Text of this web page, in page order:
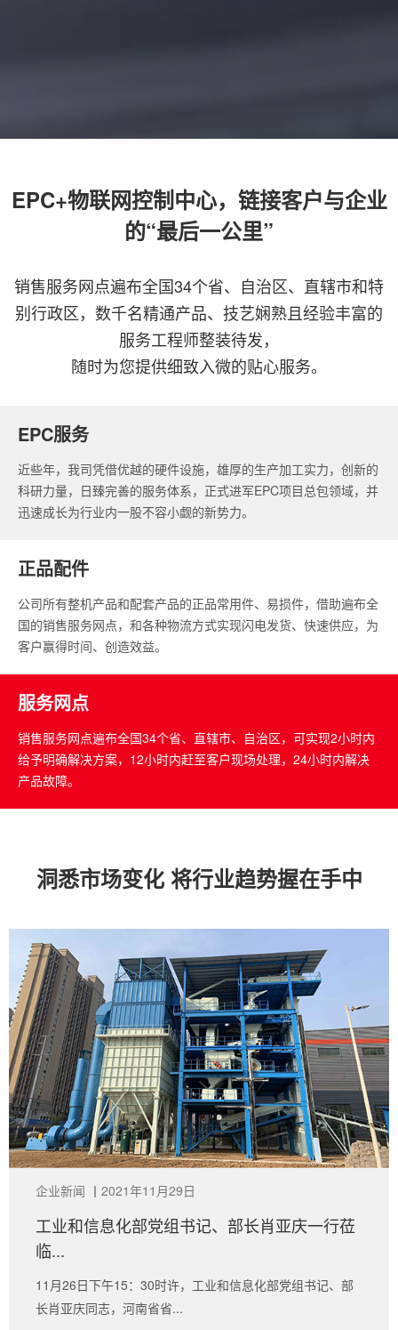
EPC+物联网控制中心，链接客户与企业
的“最后一公里”
销售服务网点遍布全国34个省、自治区、直辖市和特
别行政区，数千名精通产品、技艺娴熟且经验丰富的
服务工程师整装待发，
随时为您提供细致入微的贴心服务。
EPC服务
近些年，我司凭借优越的硬件设施，雄厚的生产加工实力，创新的
科研力量，日臻完善的服务体系，正式进军EPC项目总包领域，并
迅速成长为行业内一股不容小觑的新势力。
正品配件
公司所有整机产品和配套产品的正品常用件、易损件，借助遍布全
国的销售服务网点，和各种物流方式实现闪电发货、快速供应，为
客户赢得时间、创造效益。
服务网点
销售服务网点遍布全国34个省、直辖市、自治区，可实现2小时内
给予明确解决方案，12小时内赶至客户现场处理，24小时内解决
产品故障。
洞悉市场变化 将行业趋势握在手中
企业新闻 丨 2021年11月29日
工业和信息化部党组书记、部长肖亚庆一行莅
临...
11月26日下午15：30时许，工业和信息化部党组书记、部
长肖亚庆同志，河南省省...